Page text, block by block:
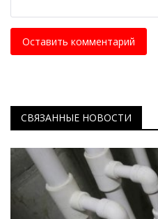
Оставить комментарий
СВЯЗАННЫЕ НОВОСТИ